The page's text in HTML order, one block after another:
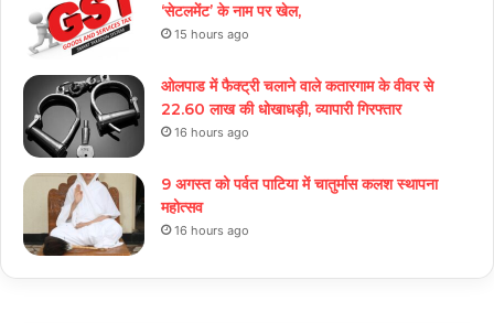
‘सेटलमेंट’ के नाम पर खेल,
15 hours ago
ओलपाड में फैक्ट्री चलाने वाले कतारगाम के वीवर से
22.60 लाख की धोखाधड़ी, व्यापारी गिरफ्तार
16 hours ago
9 अगस्त को पर्वत पाटिया में चातुर्मास कलश स्थापना
महोत्सव
16 hours ago